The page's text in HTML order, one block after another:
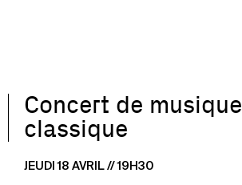
Concert de musique
classique
JEUDI 18 AVRIL // 19H30